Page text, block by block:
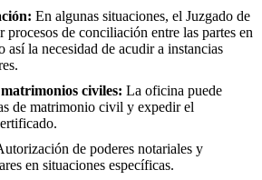
En algunas situaciones, el Juzgado de
procesos de conciliación entre las partes en
así la necesidad de acudir a instancias
civiles: La oficina puede
de matrimonio civil y expedir el
de poderes notariales y
en situaciones específicas.